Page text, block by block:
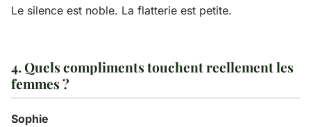
Le silence est noble. La flatterie est petite.
4. Quels compliments touchent reellement les
femmes ?
Sophie